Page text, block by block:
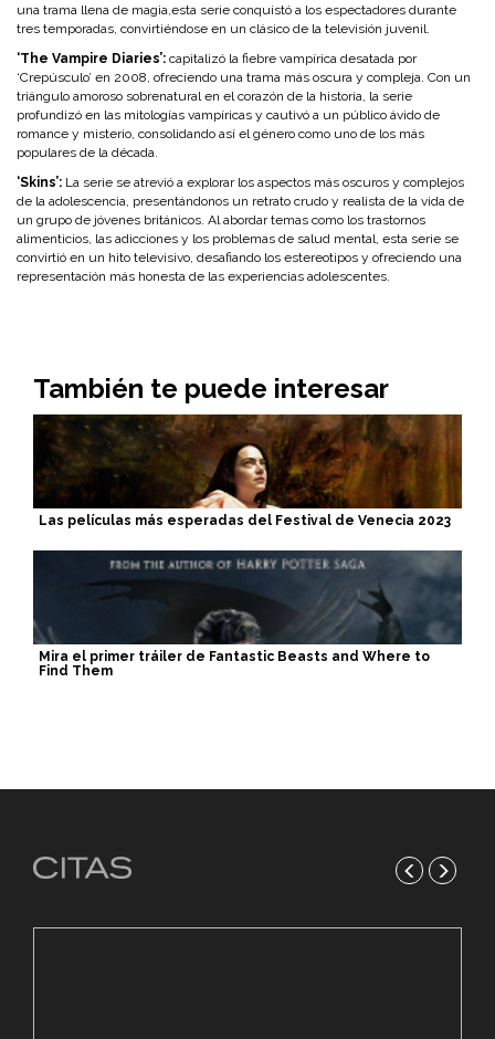
una trama llena de magia,esta serie conquistó a los espectadores durante
tres temporadas, convirtiéndose en un clásico de la televisión juvenil.
‘The Vampire Diaries’: capitalizó la fiebre vampírica desatada por
‘Crepúsculo’ en 2008, ofreciendo una trama más oscura y compleja. Con un
triángulo amoroso sobrenatural en el corazón de la historia, la serie
profundizó en las mitologías vampíricas y cautivó a un público ávido de
romance y misterio, consolidando así el género como uno de los más
populares de la década.
‘Skins’: La serie se atrevió a explorar los aspectos más oscuros y complejos
de la adolescencia, presentándonos un retrato crudo y realista de la vida de
un grupo de jóvenes británicos. Al abordar temas como los trastornos
alimenticios, las adicciones y los problemas de salud mental, esta serie se
convirtió en un hito televisivo, desafiando los estereotipos y ofreciendo una
representación más honesta de las experiencias adolescentes.
También te puede interesar
Las películas más esperadas del Festival de Venecia 2023
Mira el primer tráiler de Fantastic Beasts and Where to
Find Them